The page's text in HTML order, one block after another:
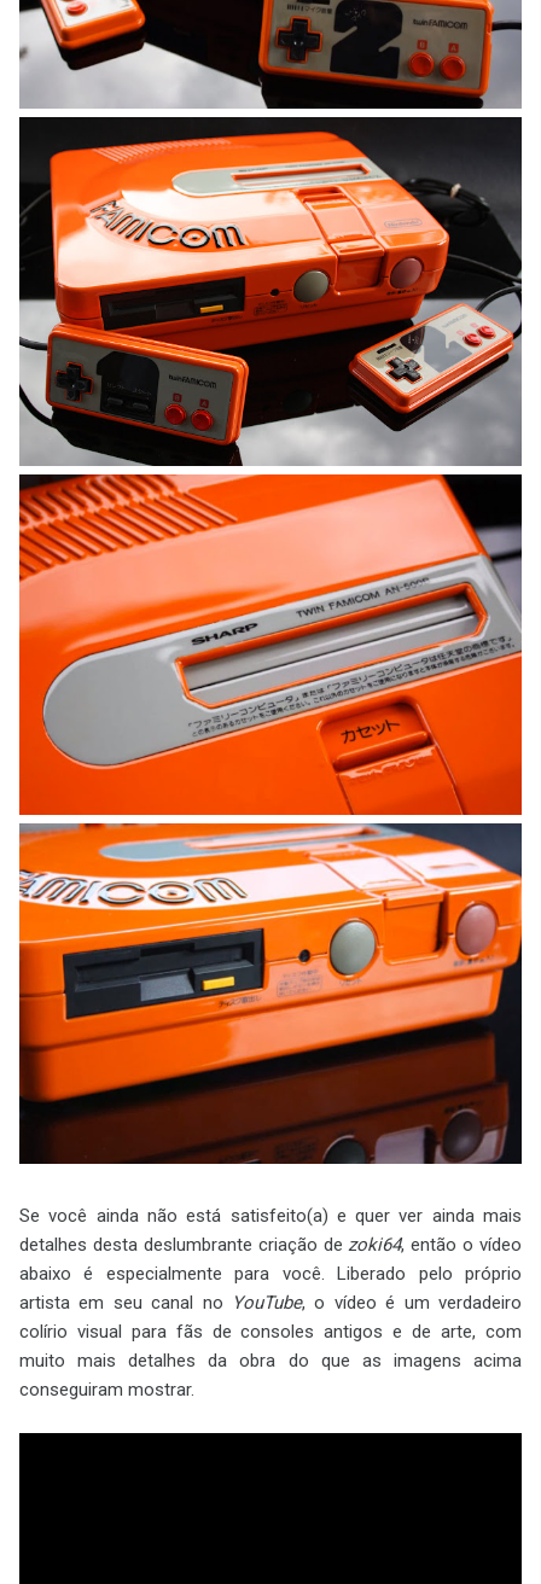
Se você ainda não está satisfeito(a) e quer ver ainda mais
detalhes desta deslumbrante criação dezoki64, então o vídeo
abaixo é especialmente para você. Liberado pelo próprio
artista em seu canal no
YouTube, o vídeo é um verdadeiro
colírio visual para fãs de consoles antigos e de arte, com
muito mais detalhes da obra do que as imagens acima
conseguiram mostrar.